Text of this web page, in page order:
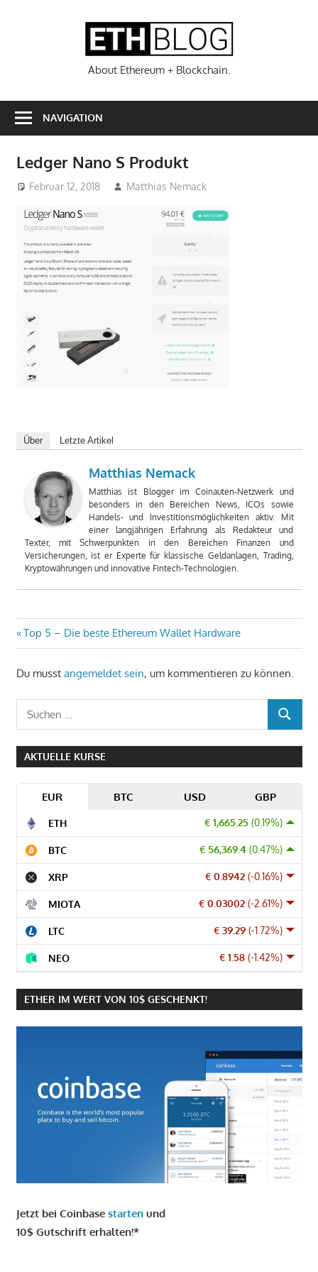
About Ethereum + Blockchain.
NAVIGATION
Ledger Nano S Produkt
Februar 12, 2018 Matthias Nemack
Über Letzte Artikel
Matthias Nemack
Matthias ist Blogger im Coinauten-Netzwerk und
besonders in den Bereichen News, ICOs sowie
Handels- und Investitionsmöglichkeiten aktiv. Mit
einer langjährigen Erfahrung als Redakteur und
Texter, mit Schwerpunkten in den Bereichen Finanzen und
Versicherungen, ist er Experte für klassische Geldanlagen, Trading,
Kryptowährungen und innovative Fintech-Technologien.
Beitragsnavigation
Vorheriger
Beitrag:
Top 5 – Die beste Ethereum Wallet Hardware
Du musst angemeldet sein, um kommentieren zu können.
SUCHEN
AKTUELLE KURSE
EUR BTC USD GBP
€ 1,665.25 (0.19%)
ETH
€ 56,369.4 (0.47%)
BTC
€ 0.8942 (-0.16%)
XRP
€ 0.03002 (-2.61%)
MIOTA
€ 39.29 (-1.72%)
LTC
€ 1.58 (-1.42%)
NEO
ETHER IM WERT VON 10$ GESCHENKT!
Jetzt bei Coinbase startenund
10$ Gutschrift erhalten!*